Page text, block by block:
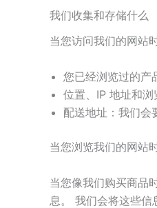
我们收集和存储什么
当您访问我们的网站
您已经浏览过的产
位置、IP 地址和浏
配送地址：我们会
当您浏览我们的网站
当您像我们购买商品
息。 我们会将这些信